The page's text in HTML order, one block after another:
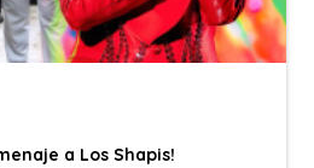
a Los Shapis!